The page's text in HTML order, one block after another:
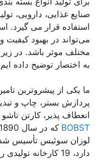
صنایع غذایی، دارویی،
استفاده قرار می گیرد.
می‌تواند در بهبود کیفیت
مختلف موثر باشد. در
به اختصار توضیح داده
ما یکی از پیشروترین
پردازش بستر، چاپ و
انعطاف پذیر، کارتن
BOBST